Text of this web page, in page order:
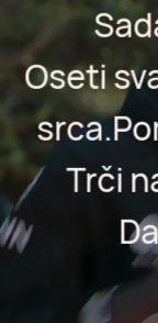
Oseti
srca.
Trči